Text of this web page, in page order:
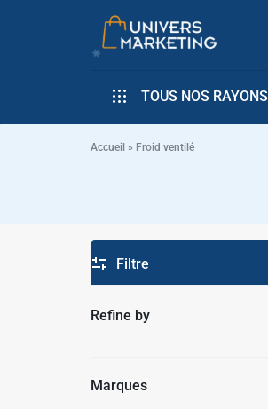
MARKETING
EN
LIGNE
PORTABLE,
SMARTPHONE,
TV,
EN
TOUS NOS RAYONS
INFORMATIQUE
PETIT ELECTRO
ÉLECTRO CUISSON
MEUBLE & DECO
Accueil » Froid ventilé
Filtre
Refine by
Marques